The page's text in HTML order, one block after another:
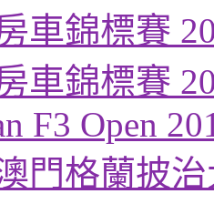
車錦標賽
車錦標賽
F3 Open
門格蘭披